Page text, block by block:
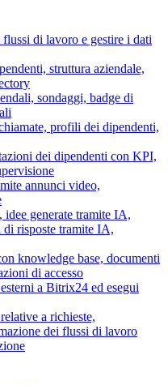
di lavoro e gestire i dati
struttura aziendale,
sondaggi, badge di
profili dei dipendenti,
dei dipendenti con KPI,
annunci video,
generate tramite IA,
di risposte tramite IA,
knowledge base, documenti
di accesso
a Bitrix24 ed esegui
a richieste,
dei flussi di lavoro